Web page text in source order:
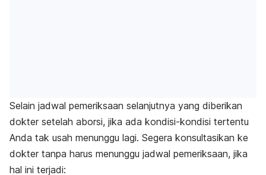
Selain jadwal pemeriksaan selanjutnya yang diberikan
dokter setelah aborsi, jika ada kondisi-kondisi tertentu
Anda tak usah menunggu lagi. Segera konsultasikan ke
dokter tanpa harus menunggu jadwal pemeriksaan, jika
hal ini terjadi: